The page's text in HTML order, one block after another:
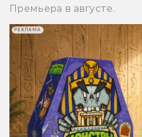
Премьера в августе.
РЕКЛАМА